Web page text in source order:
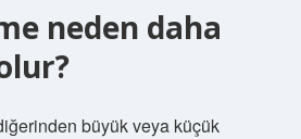
neden daha
büyük veya küçük